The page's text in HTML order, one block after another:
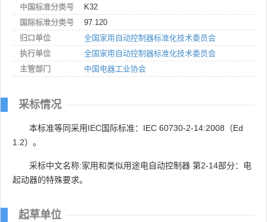
中国标准分类号
K32
国际标准分类号
97.120
归口单位
全国家用自动控制器标准化技术委员会
执行单位
全国家用自动控制器标准化技术委员会
主管部门
中国电器工业协会
采标情况
本标准等同采用IEC国际标准：IEC 60730-2-14:2008（Ed
1.2）。
采标中文名称:家用和类似用途电自动控制器 第2-14部分：电
起动器的特殊要求。
起草单位